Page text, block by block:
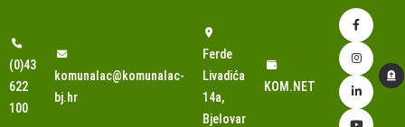
(0)43
622
100
komunalac@komunalac-
bj.hr
Ferde
Livadića
14a,
Bjelovar
KOM.NET